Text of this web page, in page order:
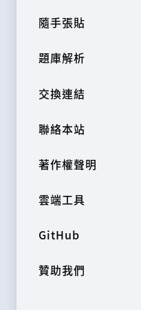
隨手張貼
題庫解析
交換連結
聯絡本站
著作權聲明
雲端工具
GitHub
贊助我們